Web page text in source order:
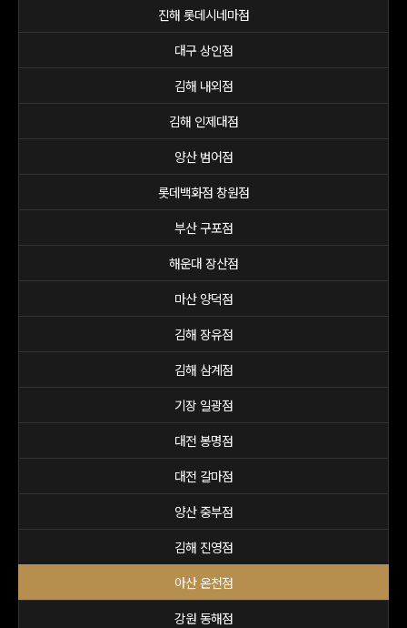
진해 롯데시네마점
대구 상인점
김해 내외점
김해 인제대점
양산 범어점
롯데백화점 창원점
부산 구포점
해운대 장산점
마산 양덕점
김해 장유점
김해 삼계점
기장 일광점
대전 봉명점
대전 갈마점
양산 중부점
김해 진영점
아산 온천점
강원 동해점